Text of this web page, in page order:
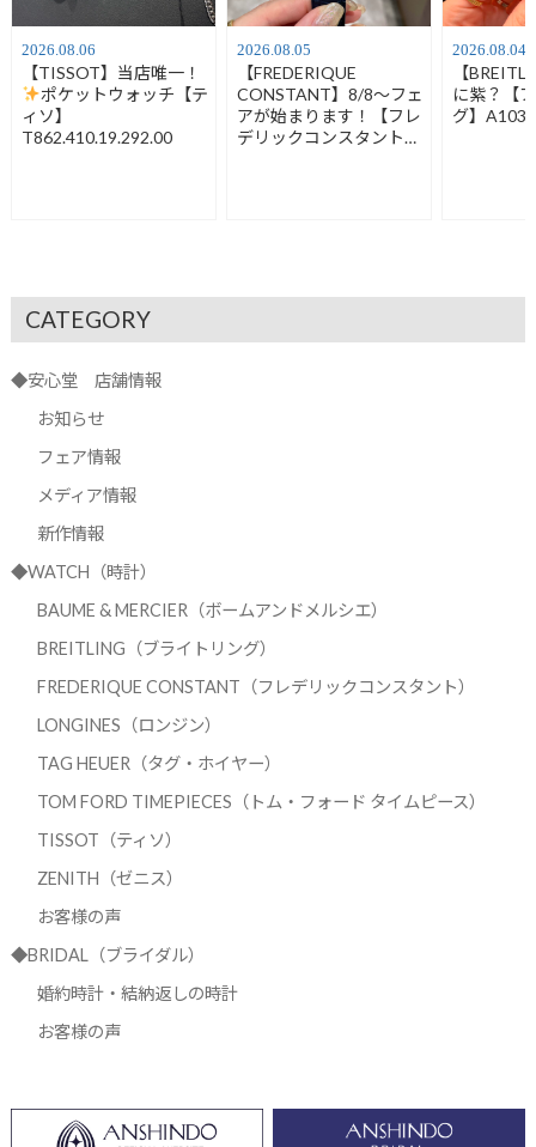
2026.08.06
【TISSOT】当店唯一！
ポケットウォッチ【テ
ィソ】
T862.410.19.292.00
2026.08.05
【FREDERIQUE
CONSTANT】8/8～フェ
アが始まります！【フレ
デリックコンスタント】
2026.08.04
【
に紫？【
グ】
CATEGORY
◆安心堂 店舗情報
お知らせ
フェア情報
メディア情報
新作情報
◆WATCH（時計）
BAUME & MERCIER（ボームアンドメルシエ）
BREITLING（ブライトリング）
FREDERIQUE CONSTANT（フレデリックコンスタント）
LONGINES（ロンジン）
TAG HEUER（タグ・ホイヤー）
TOM FORD TIMEPIECES（トム・フォード タイムピース）
TISSOT（ティソ）
ZENITH（ゼニス）
お客様の声
◆BRIDAL（ブライダル）
婚約時計・結納返しの時計
お客様の声